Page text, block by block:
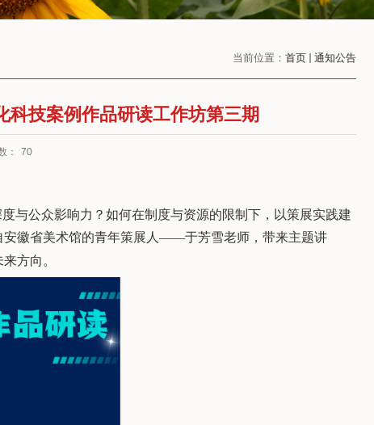
当前位置： 首页 通知公告
技案例作品研读工作坊第三期
： 70
与公众影响力？如何在制度与资源的限制下， 以策展实践建
安徽省美术馆的青年策展人 ——于芳雪老师，带来主题讲
方向。